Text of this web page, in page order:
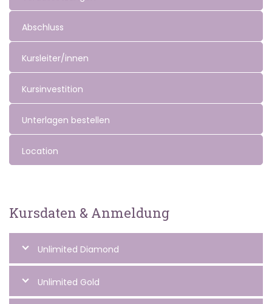
Abschluss
Kursleiter/innen
Kursinvestition
Unterlagen bestellen
Location
Kursdaten & Anmeldung
Unlimited Diamond
Unlimited Gold